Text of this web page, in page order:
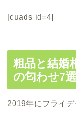
[quads id=4]
粗品と結婚
の匂わせ7選
2019年にフライデ